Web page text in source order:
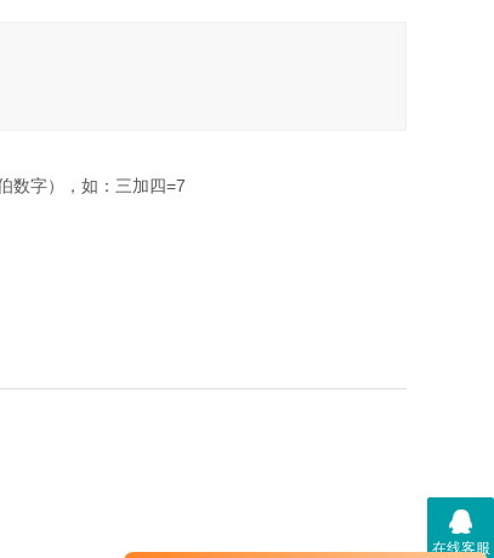
数字），如：三加四=7
在线客服